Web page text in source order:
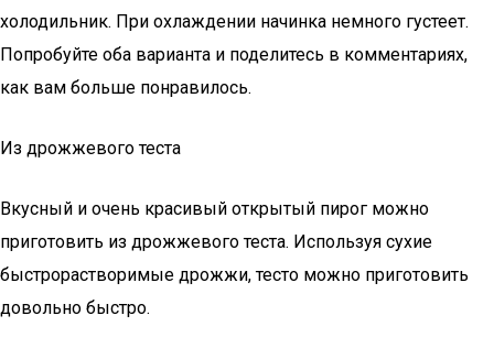
холодильник. При охлаждении начинка немного густеет.
Попробуйте оба варианта и поделитесь в комментариях,
как вам больше понравилось.
Из дрожжевого теста
Вкусный и очень красивый открытый пирог можно
приготовить из дрожжевого теста. Используя сухие
быстрорастворимые дрожжи, тесто можно приготовить
довольно быстро.